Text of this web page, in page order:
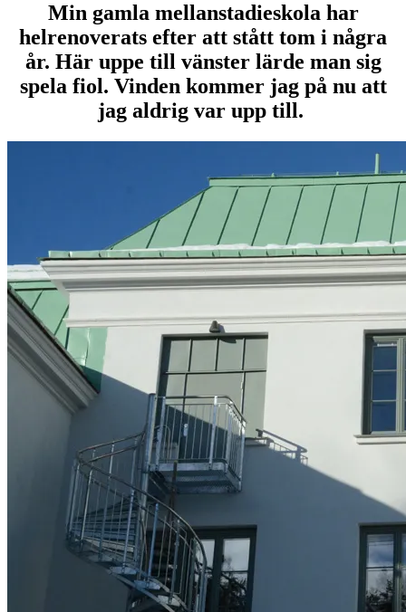
Min gamla mellanstadieskola har
helrenoverats efter att stått tom i några
år. Här uppe till vänster lärde man sig
spela fiol. Vinden kommer jag på nu att
jag aldrig var upp till.